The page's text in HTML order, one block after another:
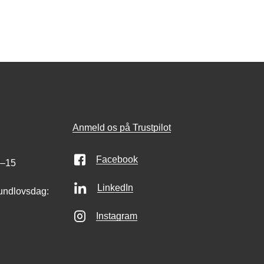
Anmeld os på Trustpilot
Facebook
LinkedIn
Instagram